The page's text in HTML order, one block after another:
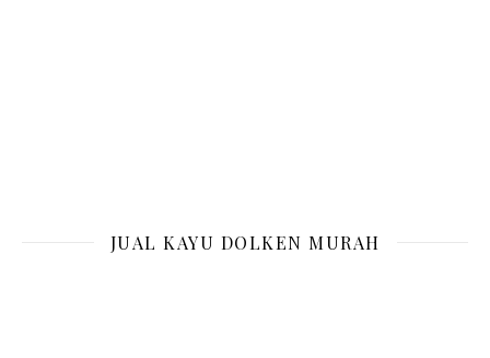
JUAL KAYU DOLKEN MURAH